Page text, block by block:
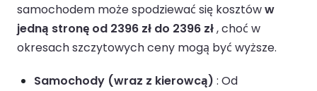
samochodem może spodziewać się kosztóww
jedną stronę od 2396 zł do 2396 zł, choć w
okresach szczytowych ceny mogą być wyższe.
Samochody (wraz z kierowcą) : Od